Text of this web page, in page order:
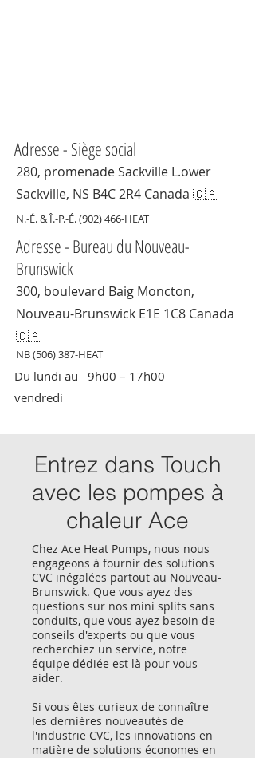
Adresse - Siège social
280, promenade Sackville L.ower
Sackville, NS B4C 2R4 Canada 🇨🇦
N.-É. & Î.-P.-É. (902) 466-HEAT
Adresse - Bureau du Nouveau-
Brunswick
300, boulevard Baig Moncton,
Nouveau-Brunswick E1E 1C8 Canada
🇨🇦
NB (506) 387-HEAT
Du lundi au
vendredi
9h00 – 17h00
Entrez dans Touch
avec les pompes à
chaleur Ace
Chez Ace Heat Pumps, nous nous
engageons à fournir des solutions
CVC inégalées partout au Nouveau-
Brunswick. Que vous ayez des
questions sur nos mini splits sans
conduits, que vous ayez besoin de
conseils d'experts ou que vous
recherchiez un service, notre
équipe dédiée est là pour vous
aider.
Si vous êtes curieux de connaître
les dernières nouveautés de
l'industrie CVC, les innovations en
matière de solutions économes en